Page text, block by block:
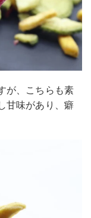
が、こちらも素
甘味があり、癖